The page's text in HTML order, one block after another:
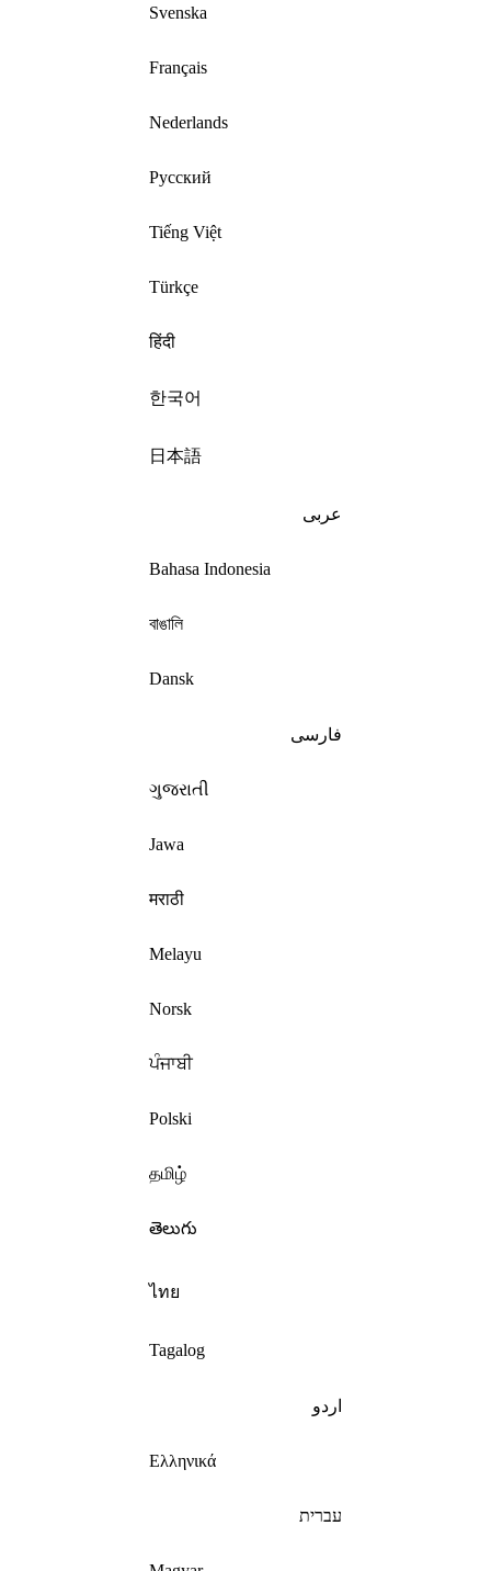
Svenska
Français
Nederlands
Русский
Tiếng Việt
Türkçe
हिंदी
한국어
日本語
عربى
Bahasa Indonesia
বাঙালি
Dansk
فارسی
ગુજરાતી
Jawa
मराठी
Melayu
Norsk
ਪੰਜਾਬੀ
Polski
தமிழ்
తెలుగు
ไทย
Tagalog
اردو
Ελληνικά
עברית